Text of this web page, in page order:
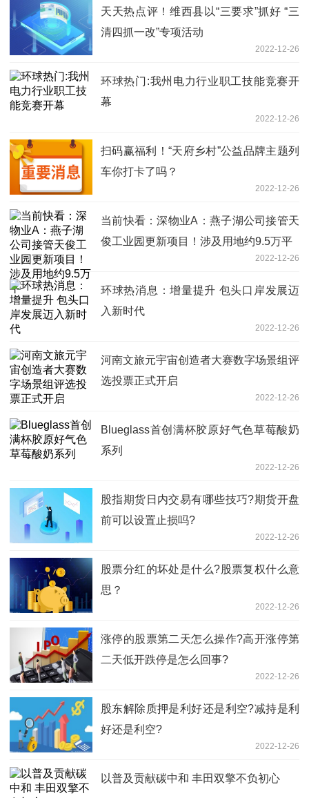
天天热点评！维西县以“三要求”抓好 “三
清四抓一改”专项活动
2022-12-26
环球热门:我州电力行业职工技能竞赛开
幕
2022-12-26
扫码赢福利！“天府乡村”公益品牌主题列
车你打卡了吗？
2022-12-26
当前快看：深物业A：燕子湖公司接管天
俊工业园更新项目！涉及用地约9.5万平
2022-12-26
环球热消息：增量提升 包头口岸发展迈
入新时代
2022-12-26
河南文旅元宇宙创造者大赛数字场景组评
选投票正式开启
2022-12-26
Blueglass首创满杯胶原好气色草莓酸奶
系列
2022-12-26
股指期货日内交易有哪些技巧?期货开盘
前可以设置止损吗?
2022-12-26
股票分红的坏处是什么?股票复权什么意
思？
2022-12-26
涨停的股票第二天怎么操作?高开涨停第
二天低开跌停是怎么回事?
2022-12-26
股东解除质押是利好还是利空?减持是利
好还是利空?
2022-12-26
以普及贡献碳中和 丰田双擎不负初心